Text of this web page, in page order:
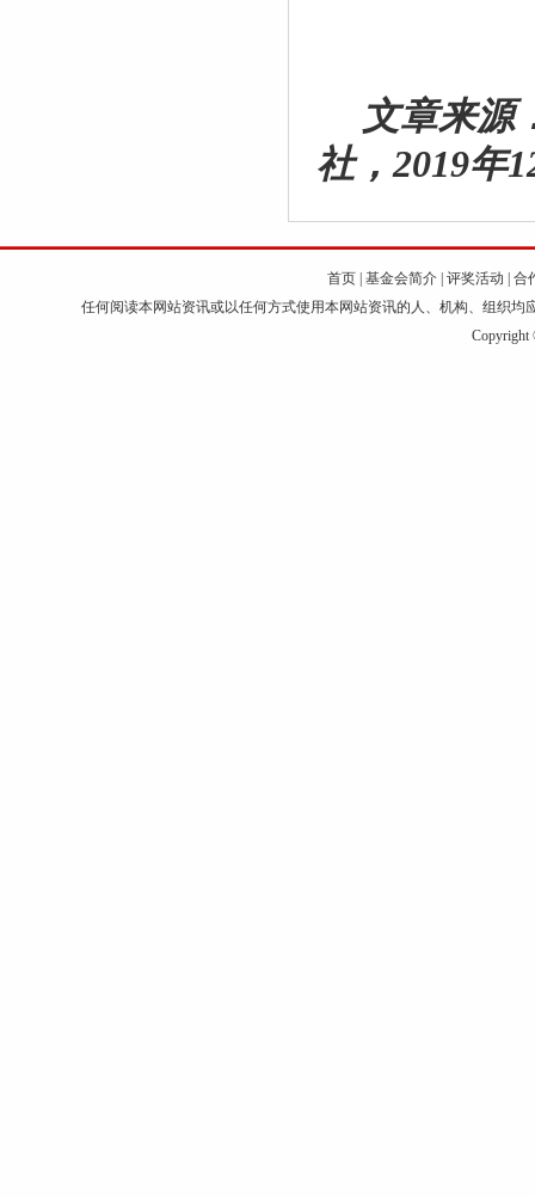
文章来源
社，2019年
首页 基金会简介 评奖活动
合
任何阅读本网站资讯或以任何方式使用本网站资讯的人、机构、组织